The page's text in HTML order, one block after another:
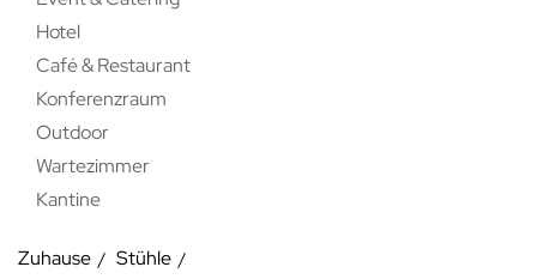
Hotel
Café & Restaurant
Konferenzraum
Outdoor
Wartezimmer
Kantine
Zuhause
Stühle